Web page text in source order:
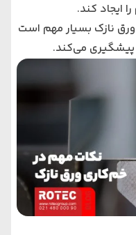
ایجاد کند.
نازک بسیار مهم است
پیشگیری می‌کند.